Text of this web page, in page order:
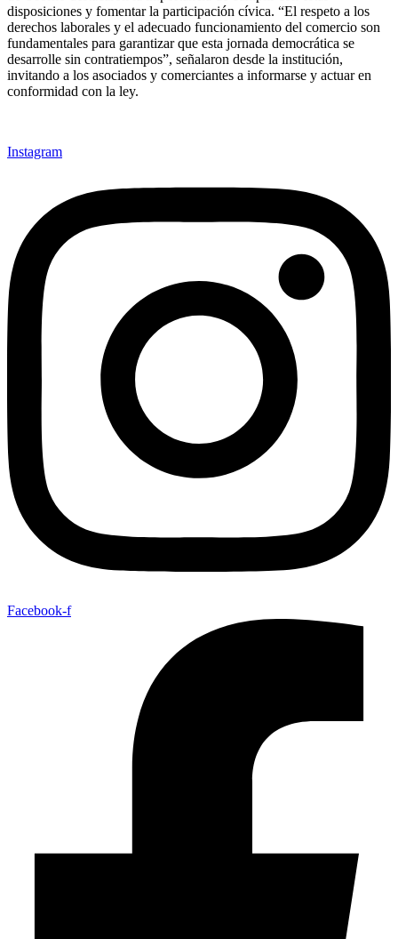
disposiciones y fomentar la participación cívica. “El respeto a los
derechos laborales y el adecuado funcionamiento del comercio son
fundamentales para garantizar que esta jornada democrática se
desarrolle sin contratiempos”, señalaron desde la institución,
invitando a los asociados y comerciantes a informarse y actuar en
conformidad con la ley.
Instagram
Facebook-f